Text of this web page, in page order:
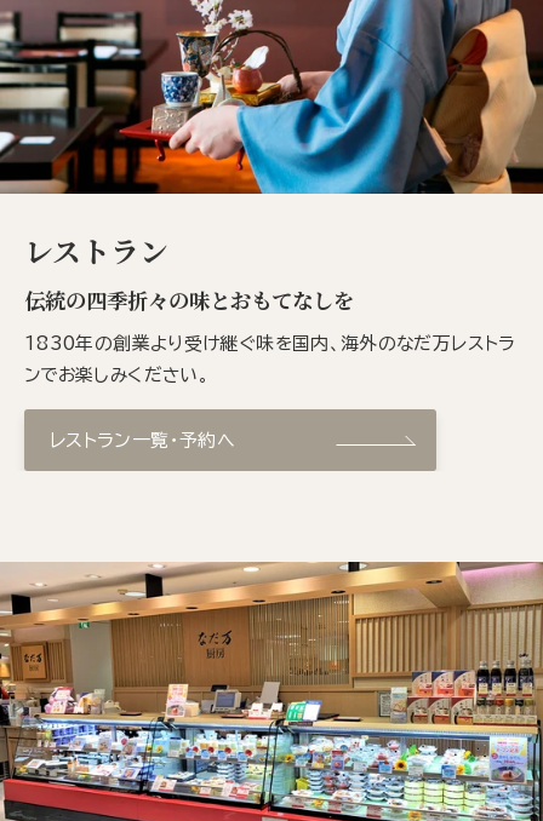
レストラン
伝統の四季折々の味とおもてなしを
1830年の創業より受け継ぐ味を国内、海外のなだ万レストラ
ンでお楽しみください。
レストラン一覧・予約へ